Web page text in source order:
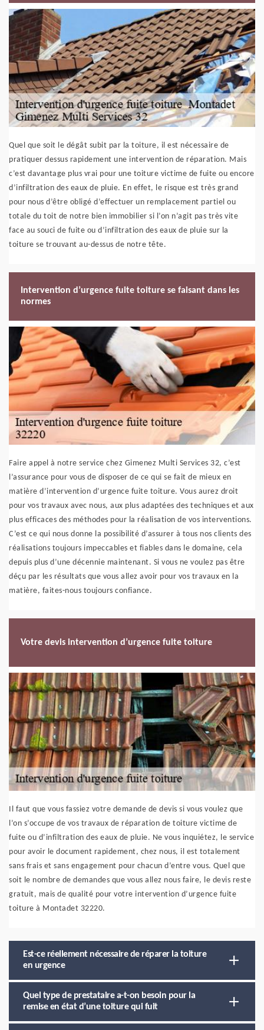
Quel que soit le dégât subit par la toiture, il est nécessaire de
pratiquer dessus rapidement une intervention de réparation. Mais
c’est davantage plus vrai pour une toiture victime de fuite ou encore
d’infiltration des eaux de pluie. En effet, le risque est très grand
pour nous d’être obligé d’effectuer un remplacement partiel ou
totale du toit de notre bien immobilier si l’on n’agit pas très vite
face au souci de fuite ou d’infiltration des eaux de pluie sur la
toiture se trouvant au-dessus de notre tête.
Intervention d’urgence fuite toiture se faisant dans les
normes
Faire appel à notre service chez Gimenez Multi Services 32, c’est
l’assurance pour vous de disposer de ce qui se fait de mieux en
matière d’intervention d’urgence fuite toiture. Vous aurez droit
pour vos travaux avec nous, aux plus adaptées des techniques et aux
plus efficaces des méthodes pour la réalisation de vos interventions.
C’est ce qui nous donne la possibilité d’assurer à tous nos clients des
réalisations toujours impeccables et fiables dans le domaine, cela
depuis plus d’une décennie maintenant. Si vous ne voulez pas être
déçu par les résultats que vous allez avoir pour vos travaux en la
matière, faites-nous toujours confiance.
Votre devis intervention d’urgence fuite toiture
Il faut que vous fassiez votre demande de devis si vous voulez que
l’on s’occupe de vos travaux de réparation de toiture victime de
fuite ou d’infiltration des eaux de pluie. Ne vous inquiétez, le service
pour avoir le document rapidement, chez nous, il est totalement
sans frais et sans engagement pour chacun d’entre vous. Quel que
soit le nombre de demandes que vous allez nous faire, le devis reste
gratuit, mais de qualité pour votre intervention d’urgence fuite
toiture à Montadet 32220.
Est-ce réellement nécessaire de réparer la toiture
en urgence
Quel type de prestataire a-t-on besoin pour la
remise en état d’une toiture qui fuit